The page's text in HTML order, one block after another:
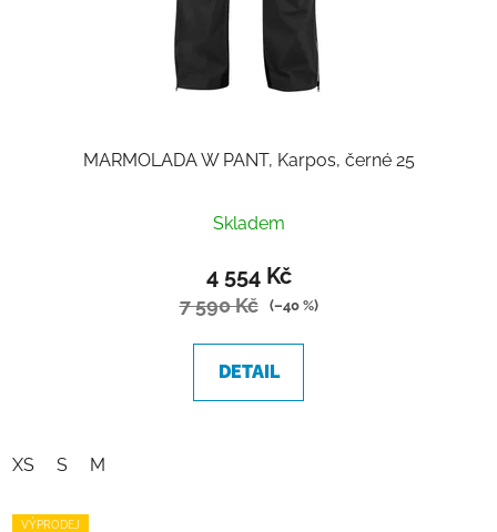
MARMOLADA W PANT, Karpos, černé 25
Skladem
4 554 Kč
7 590 Kč (–40 %)
DETAIL
XS S M
VÝPRODEJ